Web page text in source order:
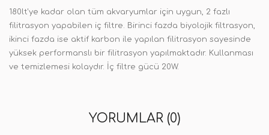
180lt'ye kadar olan tüm akvaryumlar için uygun, 2 fazlı
filitrasyon yapabilen iç filtre. Birinci fazda biyolojik filtrasyon,
ikinci fazda ise aktif karbon ile yapılan filitrasyon sayesinde
yüksek performanslı bir filitrasyon yapılmaktadır. Kullanması
ve temizlemesi kolaydır. İç filtre gücü 20W.
YORUMLAR (0)